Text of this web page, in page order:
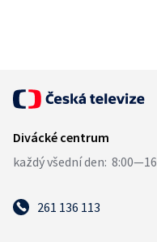
261 136 113